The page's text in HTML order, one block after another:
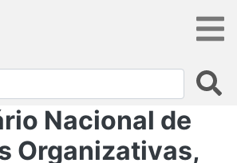
Nacional de
Organizativas,